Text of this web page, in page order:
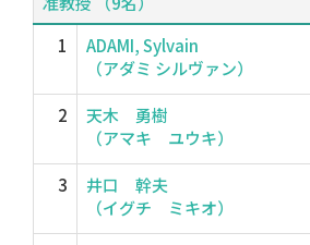
1
ADAMI, Sylvain
（アダミ シルヴァン）
2
天木 勇樹
（アマキ ユウキ）
3
井口 幹夫
（イグチ ミキオ）